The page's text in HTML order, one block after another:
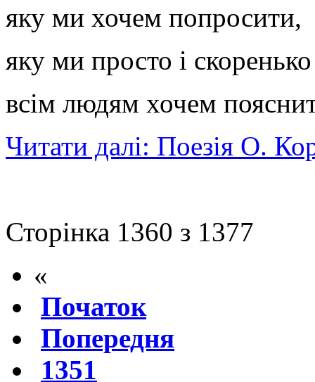
яку ми хочем попросити,
яку ми просто і скоренько
всім людям хочем
Читати далі: Поезія О.
Сторінка 1360 з 1377
«
Початок
Попередня
1351